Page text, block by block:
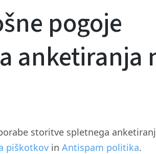
pogoje
anketiranja
storitve spletnega
piškotkov inAntispam politika.